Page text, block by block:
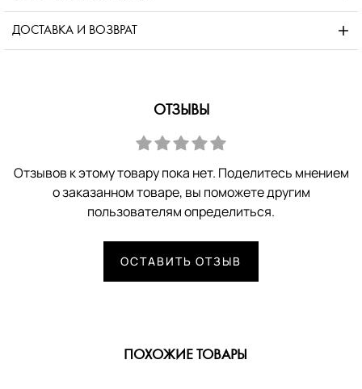
ДОСТАВКА И ВОЗВРАТ
ОТЗЫВЫ
Отзывов к этому товару пока нет. Поделитесь мнением
о заказанном товаре, вы поможете другим
пользователям определиться.
ОСТАВИТЬ ОТЗЫВ
ПОХОЖИЕ ТОВАРЫ